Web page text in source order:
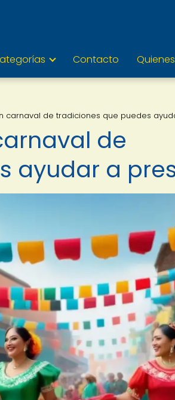
Contacto
carnaval de tradiciones que puedes
de
ayudar a